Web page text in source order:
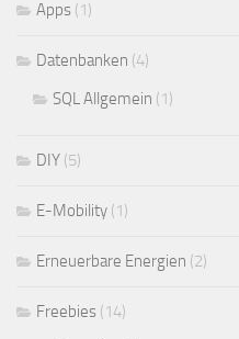
Apps (1)
Datenbanken (4)
SQL Allgemein (1)
DIY (5)
E-Mobility (1)
Erneuerbare Energien (2)
Freebies (14)